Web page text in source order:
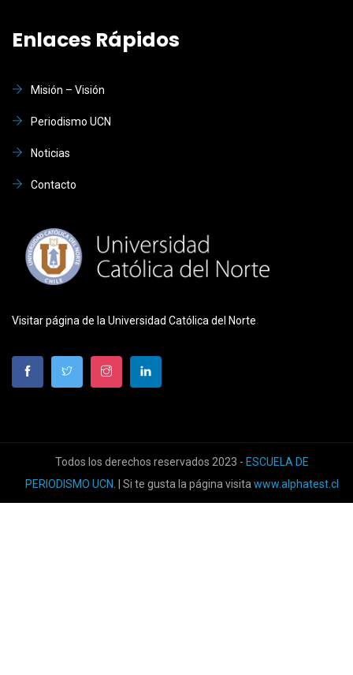
Enlaces Rápidos
Misión – Visión
Periodismo UCN
Noticias
Contacto
Visitar página de la Universidad Católica del Norte
Todos los derechos reservados 2023 - ESCUELA DE
PERIODISMO UCN . | Si te gusta la página visita www.alphatest.cl